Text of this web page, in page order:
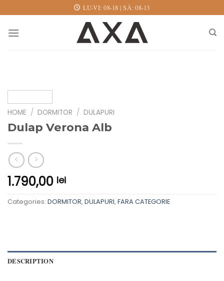
to
content
LU-VI: 08-18 | SÂ: 08-13
HOME / DORMITOR / DULAPURI
Dulap Verona Alb
1.790,00 lei
Categories: DORMITOR, DULAPURI, FARA CATEGORIE
DESCRIPTION